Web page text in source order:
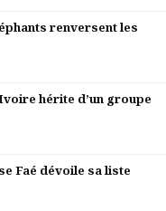
renversent les
hérite d’un groupe
Faé dévoile sa liste